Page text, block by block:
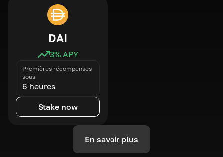
DAI
3% APY
Premières récompenses
sous
6 heures
Stake now
En savoir plus